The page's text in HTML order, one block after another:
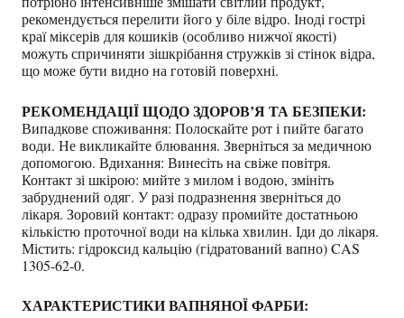
рекомендується перелити його у біле відро. Іноді гострі
краї міксерів для кошиків (особливо нижчої якості)
можуть спричиняти зішкрібання стружків зі стінок відра,
що може бути видно на готовій поверхні.
РЕКОМЕНДАЦІЇ ЩОДО ЗДОРОВ’Я ТА БЕЗПЕКИ:
Випадкове споживання: Полоскайте рот і пийте багато
води. Не викликайте блювання. Зверніться за медичною
допомогою. Вдихання: Винесіть на свіже повітря.
Контакт зі шкірою: мийте з милом і водою, змініть
забруднений одяг. У разі подразнення зверніться до
лікаря. Зоровий контакт: одразу промийте достатньою
кількістю проточної води на кілька хвилин. Іди до лікаря.
Містить: гідроксид кальцію (гідратований вапно) CAS
1305-62-0.
ХАРАКТЕРИСТИКИ ВАПНЯНОЇ ФАРБИ: